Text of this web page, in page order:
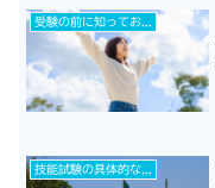
受験の前に知っておきたいコト！
技能試験の具体的な練習ポイントとは？